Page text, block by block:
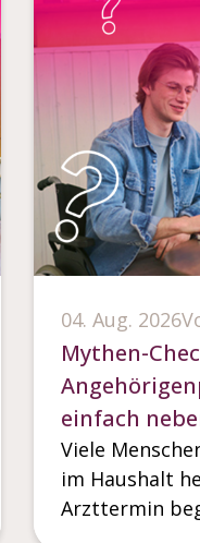
04. Aug. 2026
Mythen-
einfach
Viele
im Haushalt
Arzttermin